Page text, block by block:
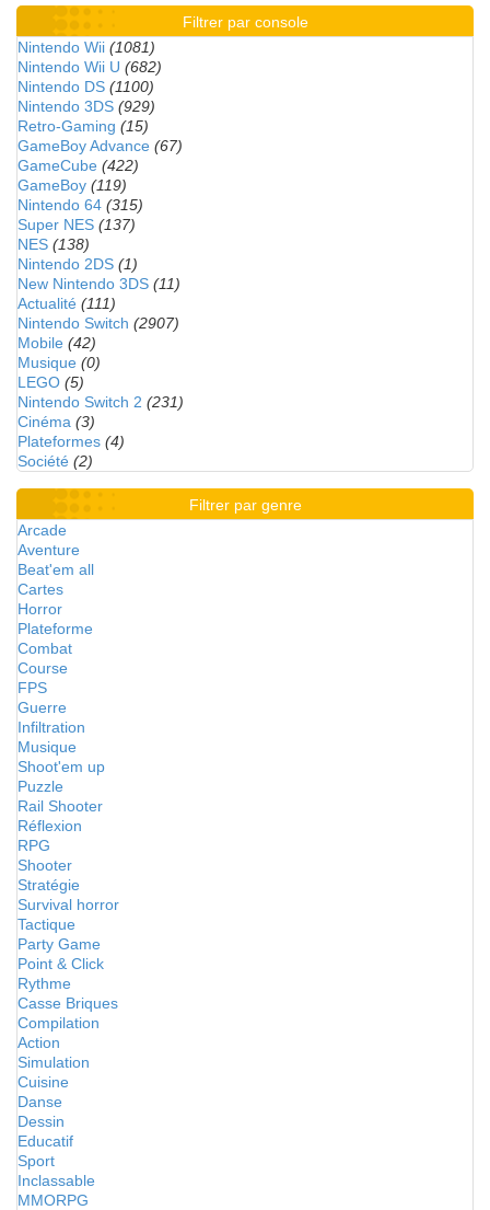
Filtrer par console
Nintendo Wii (1081)
Nintendo Wii U (682)
Nintendo DS (1100)
Nintendo 3DS (929)
Retro-Gaming (15)
GameBoy Advance (67)
GameCube (422)
GameBoy (119)
Nintendo 64 (315)
Super NES (137)
NES (138)
Nintendo 2DS (1)
New Nintendo 3DS (11)
Actualité (111)
Nintendo Switch (2907)
Mobile (42)
Musique (0)
LEGO (5)
Nintendo Switch 2 (231)
Cinéma (3)
Plateformes (4)
Société (2)
Filtrer par genre
Arcade
Aventure
Beat'em all
Cartes
Horror
Plateforme
Combat
Course
FPS
Guerre
Infiltration
Musique
Shoot'em up
Puzzle
Rail Shooter
Réflexion
RPG
Shooter
Stratégie
Survival horror
Tactique
Party Game
Point & Click
Rythme
Casse Briques
Compilation
Action
Simulation
Cuisine
Danse
Dessin
Educatif
Sport
Inclassable
MMORPG